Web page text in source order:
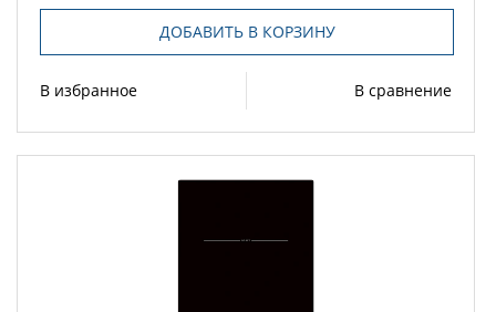
ДОБАВИТЬ В КОРЗИНУ
В избранное В сравнение